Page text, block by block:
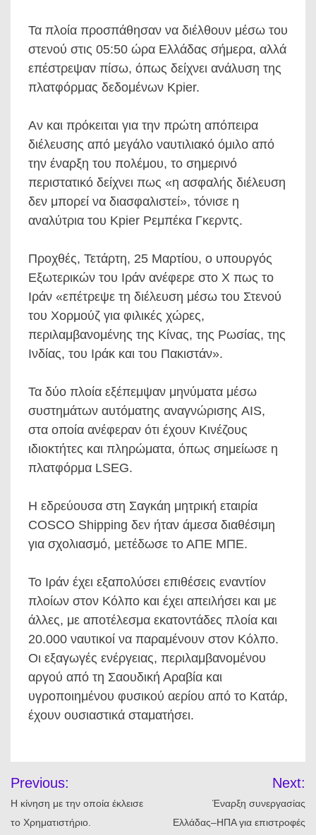
Τα πλοία προσπάθησαν να διέλθουν μέσω του
στενού στις 05:50 ώρα Ελλάδας σήμερα, αλλά
επέστρεψαν πίσω, όπως δείχνει ανάλυση της
πλατφόρμας δεδομένων Kpier.
Αν και πρόκειται για την πρώτη απόπειρα
διέλευσης από μεγάλο ναυτιλιακό όμιλο από
την έναρξη του πολέμου, το σημερινό
περιστατικό δείχνει πως «η ασφαλής διέλευση
δεν μπορεί να διασφαλιστεί», τόνισε η
αναλύτρια του Kpier Ρεμπέκα Γκερντς.
Προχθές, Τετάρτη, 25 Μαρτίου, ο υπουργός
Εξωτερικών του Ιράν ανέφερε στο X πως το
Ιράν «επέτρεψε τη διέλευση μέσω του Στενού
του Χορμούζ για φιλικές χώρες,
περιλαμβανομένης της Κίνας, της Ρωσίας, της
Ινδίας, του Ιράκ και του Πακιστάν».
Τα δύο πλοία εξέπεμψαν μηνύματα μέσω
συστημάτων αυτόματης αναγνώρισης AIS,
στα οποία ανέφεραν ότι έχουν Κινέζους
ιδιοκτήτες και πληρώματα, όπως σημείωσε η
πλατφόρμα LSEG.
Η εδρεύουσα στη Σαγκάη μητρική εταιρία
COSCO Shipping δεν ήταν άμεσα διαθέσιμη
για σχολιασμό, μετέδωσε το ΑΠΕ ΜΠΕ.
Το Ιράν έχει εξαπολύσει επιθέσεις εναντίον
πλοίων στον Κόλπο και έχει απειλήσει και με
άλλες, με αποτέλεσμα εκατοντάδες πλοία και
20.000 ναυτικοί να παραμένουν στον Κόλπο.
Οι εξαγωγές ενέργειας, περιλαμβανομένου
αργού από τη Σαουδική Αραβία και
υγροποιημένου φυσικού αερίου από το Κατάρ,
έχουν ουσιαστικά σταματήσει.
άρθρων
Previous:
Η κίνηση με την οποία έκλεισε
το Χρηματιστήριο.
Next:
Έναρξη συνεργασίας
Ελλάδας–ΗΠΑ για επιστροφές